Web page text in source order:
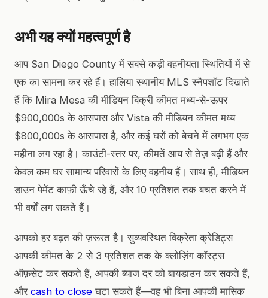
अभी यह क्यों महत्वपूर्ण है
आप San Diego County में सबसे कड़ी वहनीयता स्थितियों में से
एक का सामना कर रहे हैं। हालिया स्थानीय MLS स्नैपशॉट दिखाते
हैं कि Mira Mesa की मीडियन बिक्री कीमत मध्य-से-ऊपर
$900,000s के आसपास और Vista की मीडियन कीमत मध्य
$800,000s के आसपास है, और कई घरों को बेचने में लगभग एक
महीना लग रहा है। काउंटी-स्तर पर, कीमतें आय से तेज़ बढ़ी हैं और
केवल कम घर सामान्य परिवारों के लिए वहनीय हैं। साथ ही, मीडियन
डाउन पेमेंट काफ़ी ऊँचे रहे हैं, और 10 प्रतिशत तक बचत करने में
भी वर्षों लग सकते हैं।
आपको हर बढ़त की ज़रूरत है। सुव्यवस्थित विक्रेता क्रेडिट्स
आपकी कीमत के 2 से 3 प्रतिशत तक के क्लोज़िंग कॉस्ट्स
ऑफ़सेट कर सकते हैं, आपकी ब्याज दर को बायडाउन कर सकते हैं,
और cash to close घटा सकते हैं—वह भी बिना आपकी मासिक